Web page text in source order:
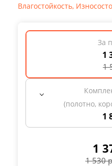
Влагостойкость,
1
1 530
За
1
1
(полотно,
1